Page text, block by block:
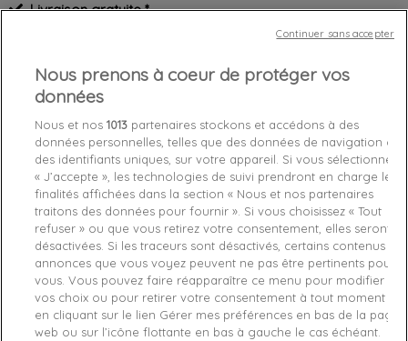
Livraison gratuite *
Caractéristiques produit
Détails du produit Fabriquant
Référence 7-39SUI0001286 27
Fiche technique
Couleur Blanc
Matière cuir
Nous prenons à coeur de protéger vos
données
Nous et nos1013 partenaires stockons et accédons à des
données personnelles, telles que des données de navigation ou
des identifiants uniques, sur votre appareil. Si vous sélectionnez
« J’accepte », les technologies de suivi prendront en charge les
finalités affichées dans la section « Nous et nos partenaires
traitons des données pour fournir ». Si vous choisissez « Tout
refuser » ou que vous retirez votre consentement, elles seront
désactivées. Si les traceurs sont désactivés, certains contenus et
annonces que vous voyez peuvent ne pas être pertinents pour
vous. Vous pouvez faire réapparaître ce menu pour modifier
vos choix ou pour retirer votre consentement à tout moment
en cliquant sur le lien Gérer mes préférences en bas de la page
web ou sur l’icône flottante en bas à gauche le cas échéant.
Continuer sans accepter